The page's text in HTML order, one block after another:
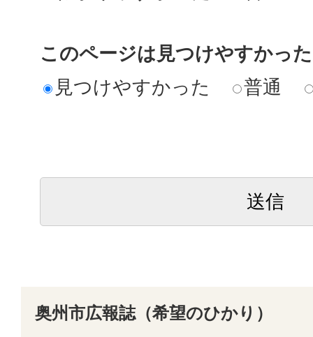
このページは見つけやすかっ
見つけやすかった
普通
奥州市広報誌（希望のひかり）